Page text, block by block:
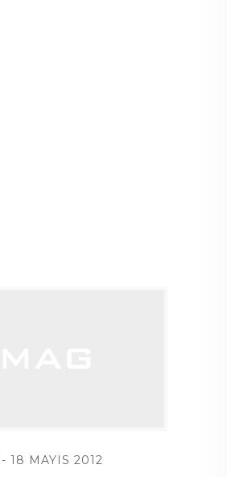
18 MAYIS 2012